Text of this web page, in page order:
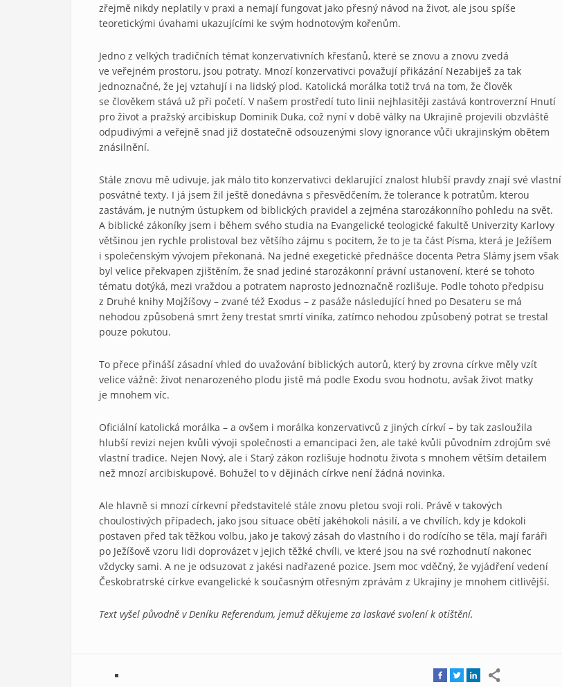
zřejmě nikdy neplatily v praxi a nemají fungovat jako přesný návod na život, ale jsou spíše
teoretickými úvahami ukazujícími ke svým hodnotovým kořenům.
Jedno z velkých tradičních témat konzervativních křesťanů, které se znovu a znovu zvedá
ve veřejném prostoru, jsou potraty. Mnozí konzervativci považují přikázání Nezabiješ za tak
jednoznačné, že jej vztahují i na lidský plod. Katolická morálka totiž trvá na tom, že člověk
se člověkem stává už při početí. V našem prostředí tuto linii nejhlasitěji zastává kontroverzní Hnutí
pro život a pražský arcibiskup Dominik Duka, což nyní v době války na Ukrajině projevili obzvláště
odpudivými a veřejně snad již dostatečně odsouzenými slovy ignorance vůči ukrajinským obětem
znásilnění.
Stále znovu mě udivuje, jak málo tito konzervativci deklarující znalost hlubší pravdy znají své vlastní
posvátné texty. I já jsem žil ještě donedávna s přesvědčením, že tolerance k potratům, kterou
zastávám, je nutným ústupkem od biblických pravidel a zejména starozákonního pohledu na svět.
A biblické zákoníky jsem i během svého studia na Evangelické teologické fakultě Univerzity Karlovy
většinou jen rychle prolistoval bez většího zájmu s pocitem, že to je ta část Písma, která je Ježíšem
i společenským vývojem překonaná. Na jedné exegetické přednášce docenta Petra Slámy jsem však
byl velice překvapen zjištěním, že snad jediné starozákonní právní ustanovení, které se tohoto
tématu dotýká, mezi vraždou a potratem naprosto jednoznačně rozlišuje. Podle tohoto předpisu
z Druhé knihy Mojžíšovy – zvané též Exodus – z pasáže následující hned po Desateru se má
nehodou způsobená smrt ženy trestat smrtí viníka, zatímco nehodou způsobený potrat se trestal
pouze pokutou.
To přece přináší zásadní vhled do uvažování biblických autorů, který by zrovna církve měly vzít
velice vážně: život nenarozeného plodu jistě má podle Exodu svou hodnotu, avšak život matky
je mnohem víc.
Oficiální katolická morálka – a ovšem i morálka konzervativců z jiných církví – by tak zasloužila
hlubší revizi nejen kvůli vývoji společnosti a emancipaci žen, ale také kvůli původním zdrojům své
vlastní tradice. Nejen Nový, ale i Starý zákon rozlišuje hodnotu života s mnohem větším detailem
než mnozí arcibiskupové. Bohužel to v dějinách církve není žádná novinka.
Ale hlavně si mnozí církevní představitelé stále znovu pletou svoji roli. Právě v takových
choulostivých případech, jako jsou situace obětí jakéhokoli násilí, a ve chvílích, kdy je kdokoli
postaven před tak těžkou volbu, jako je takový zásah do vlastního i do rodícího se těla, mají faráři
po Ježíšově vzoru lidi doprovázet v jejich těžké chvíli, ve které jsou na své rozhodnutí nakonec
vždycky sami. A ne je odsuzovat z jakési nadřazené pozice. Jsem moc vděčný, že vyjádření vedení
Českobratrské církve evangelické k současným otřesným zprávám z Ukrajiny je mnohem citlivější.
Text vyšel původně v Deníku Referendum, jemuž děkujeme za laskavé svolení k otištění.